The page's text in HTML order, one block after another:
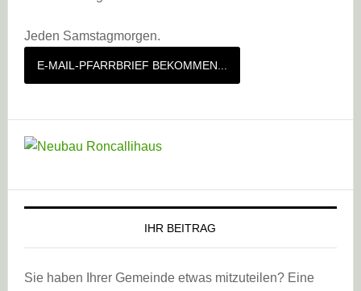
Jeden Samstagmorgen.
E-MAIL-PFARRBRIEF BEKOMMEN...
IHR BEITRAG
Sie haben Ihrer Gemeinde etwas mitzuteilen? Eine